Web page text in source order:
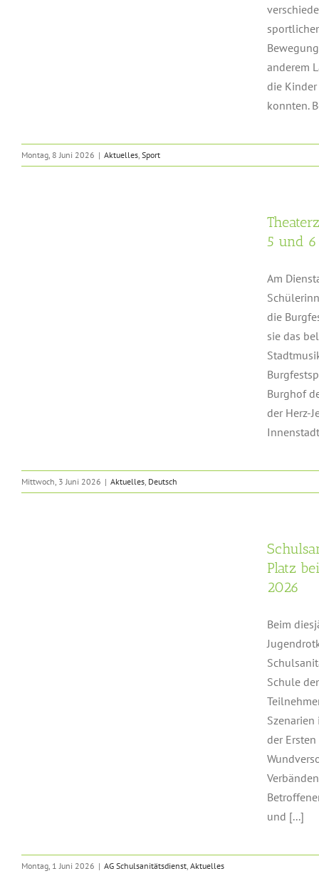
anderem
die
konnten.
Montag, 8 Juni 2026 | Aktuelles, Sport
5 und 6
Am
die
sie das
Burghof
der Herz-
Mittwoch, 3 Juni 2026 | Aktuelles, Deutsch
Platz
2026
Beim
Schule
der
und [...]
Montag, 1 Juni 2026 | AG Schulsanitätsdienst, Aktuelles